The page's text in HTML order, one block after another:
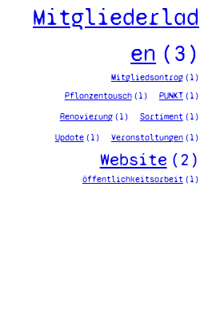
Mitgliederlad
en (3)
Mitgliedsantrag (1)
Pflanzentausch (1) PUNKT (1)
Renovierung (1) Sortiment (1)
Update (1) Veranstaltungen (1)
Website (2)
öffentlichkeitsarbeit (1)